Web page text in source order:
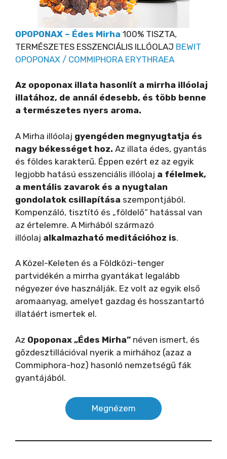
OPOPONAX – Édes Mirha 100% TISZTA,
TERMÉSZETES ESSZENCIÁLIS ILLÓOLAJ BEWIT
OPOPONAX / COMMIPHORA ERYTHRAEA
Az opoponax illata hasonlít a mirrha illóolaj
illatához, de annál édesebb, és több benne
a természetes nyers aroma.
A Mirha illóolaj gyengéden megnyugtatja és
nagy békességet hoz. Az illata édes, gyantás
és földes karakterű. Éppen ezért ez az egyik
legjobb hatású esszenciális illóolaj a félelmek,
a mentális zavarok és a nyugtalan
gondolatok csillapítása szempontjából.
Kompenzáló, tisztító és „földelő“ hatással van
az értelemre. A Mirhából származó
illóolaj alkalmazható meditációhoz is.
A Közel-Keleten és a Földközi-tenger
partvidékén a mirrha gyantákat legalább
négyezer éve használják. Ez volt az egyik első
aromaanyag, amelyet gazdag és hosszantartó
illatáért ismertek el.
Az Opoponax „Édes Mirha” néven ismert, és
gőzdesztillációval nyerik a mirhához (azaz a
Commiphora-hoz) hasonló nemzetségű fák
gyantájából.
Megnézem